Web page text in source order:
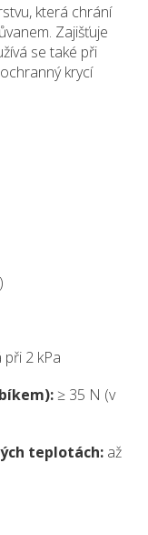
která chrání
Zajišťuje
se také při
krycí
2 kPa
≥ 35 N (v
teplotách: až